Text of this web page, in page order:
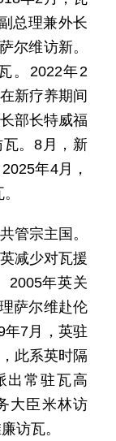
总理兼外长
尔维访新。
。2022年2
新疗养期间
部长特威福
。8月，新
年4月，
管宗主国。
减少对瓦援
2005年英关
萨尔维赴伦
年7月，英驻
此系英时隔
出常驻瓦高
大臣米林访
访瓦。